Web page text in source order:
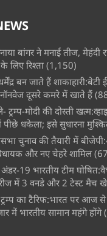
बांगर ने मनाई तीज, मेहंदी
लिए रिश्ता (1,150)
बन जाते हैं
दूसरे कमरे में खाते हैं
ट्रम्प-मोदी की दोस्ती
धकेला; इसे सुधारना
चुनाव की तैयारी में
और नए चेहरे शामिल
19 भारतीय टीम
में 3 वनडे और 2 टेस्ट मैच
का टैरिफ:भारत पर आज से
में भारतीय सामान महंगे होंगे